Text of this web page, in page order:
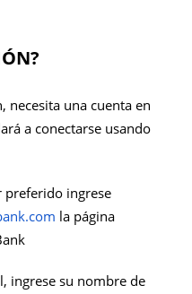
necesita una cuenta en
a conectarse usando
preferido ingrese
la página
ingrese su nombre de